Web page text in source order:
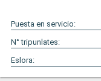
Puesta en servicio:
N° tripunlates:
Eslora: